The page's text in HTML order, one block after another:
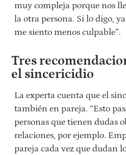
muy compleja porque nos
la otra persona. Si lo digo,
me siento menos culpable”.
Tres
el sincericidio
La experta cuenta que el
también en pareja. “Esto
personas que tienen dudas
relaciones, por ejemplo.
pareja cada vez que dudan